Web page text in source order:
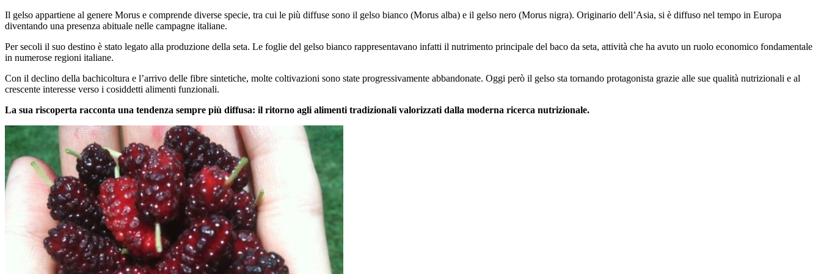
Il gelso appartiene al genere Morus e comprende diverse specie, tra cui le più diffuse sono il gelso bianco (Morus alba) e il gelso nero (Morus nigra). Originario dell’Asia, si è diffuso nel tempo in Europa
diventando una presenza abituale nelle campagne italiane.
Per secoli il suo destino è stato legato alla produzione della seta. Le foglie del gelso bianco rappresentavano infatti il nutrimento principale del baco da seta, attività che ha avuto un ruolo economico fondamentale
in numerose regioni italiane.
Con il declino della bachicoltura e l’arrivo delle fibre sintetiche, molte coltivazioni sono state progressivamente abbandonate. Oggi però il gelso sta tornando protagonista grazie alle sue qualità nutrizionali e al
crescente interesse verso i cosiddetti alimenti funzionali.
La sua riscoperta racconta una tendenza sempre più diffusa: il ritorno agli alimenti tradizionali valorizzati dalla moderna ricerca nutrizionale.